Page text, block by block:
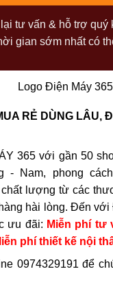
tư vấn & hỗ trợ quý
gian sớm nhất có
RẺ DÙNG LÂU,
365 với gần 50
- Nam, phong
chất lượng từ các
hài lòng. Đến
ưu đãi: Miễn phí tư
phí thiết kế nội
0974329191 để